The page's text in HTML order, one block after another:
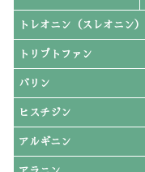
トレオニン（スレオニン）
トリプトファン
バリン
ヒスチジン
アルギニン